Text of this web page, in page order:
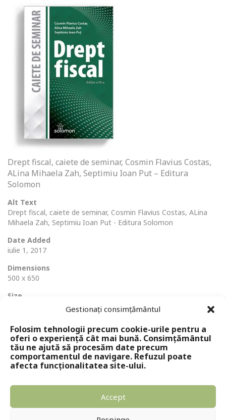
Gestionați consimțământul
Folosim tehnologii precum cookie-urile pentru a
oferi o experiență cât mai bună. Consimțământul
tău ne ajută să procesăm date precum
comportamentul de navigare. Refuzul poate
afecta funcționalitatea site-ului.
Accept
Drept fiscal, caiete de seminar, Cosmin Flavius Costas,
ALina Mihaela Zah, Septimiu Ioan Put – Editura
Solomon
Alt Text
Drept fiscal, caiete de seminar, Cosmin Flavius Costas, ALina
Mihaela Zah, Septimiu Ioan Put - Editura Solomon
Date Added
iulie 1, 2017
Dimensions
500 x 650
Size